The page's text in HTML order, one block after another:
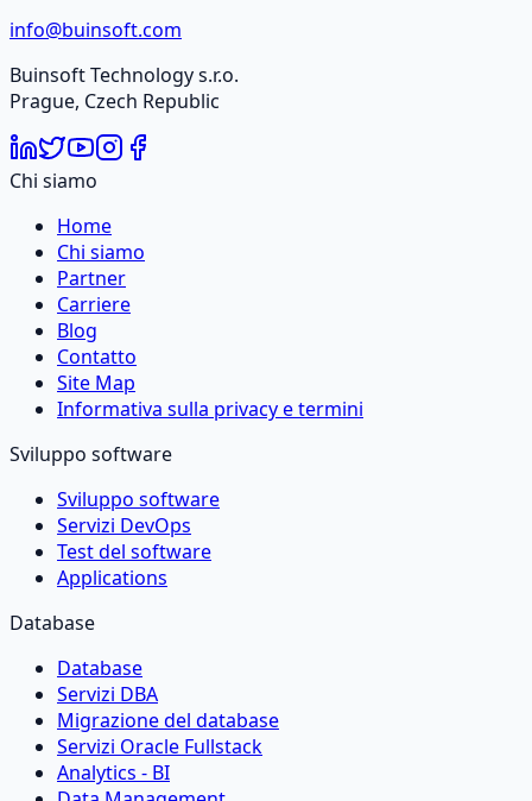
info@buinsoft.com
Buinsoft Technology s.r.o.
Prague, Czech Republic
Chi siamo
Home
Chi siamo
Partner
Carriere
Blog
Contatto
Site Map
Informativa sulla privacy e termini
Sviluppo software
Sviluppo software
Servizi DevOps
Test del software
Applications
Database
Database
Servizi DBA
Migrazione del database
Servizi Oracle Fullstack
Analytics - BI